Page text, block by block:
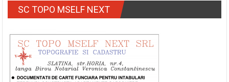
SC TOPO MSELF NEXT